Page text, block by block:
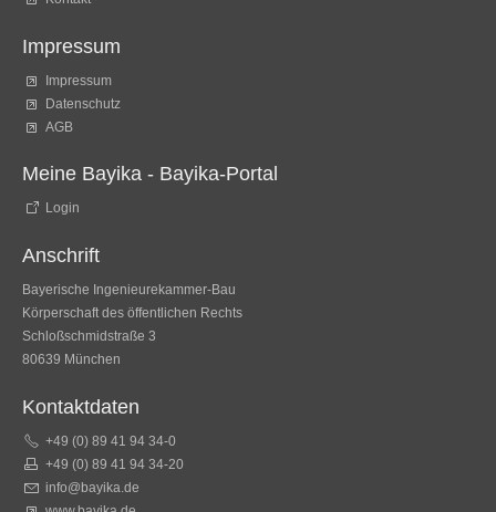
Impressum
Impressum
Datenschutz
AGB
Meine Bayika - Bayika-Portal
Login
Anschrift
Bayerische Ingenieurekammer-Bau
Körperschaft des öffentlichen Rechts
Schloßschmidstraße 3
80639 München
Kontaktdaten
+49 (0) 89 41 94 34-0
+49 (0) 89 41 94 34-20
info@bayika.de